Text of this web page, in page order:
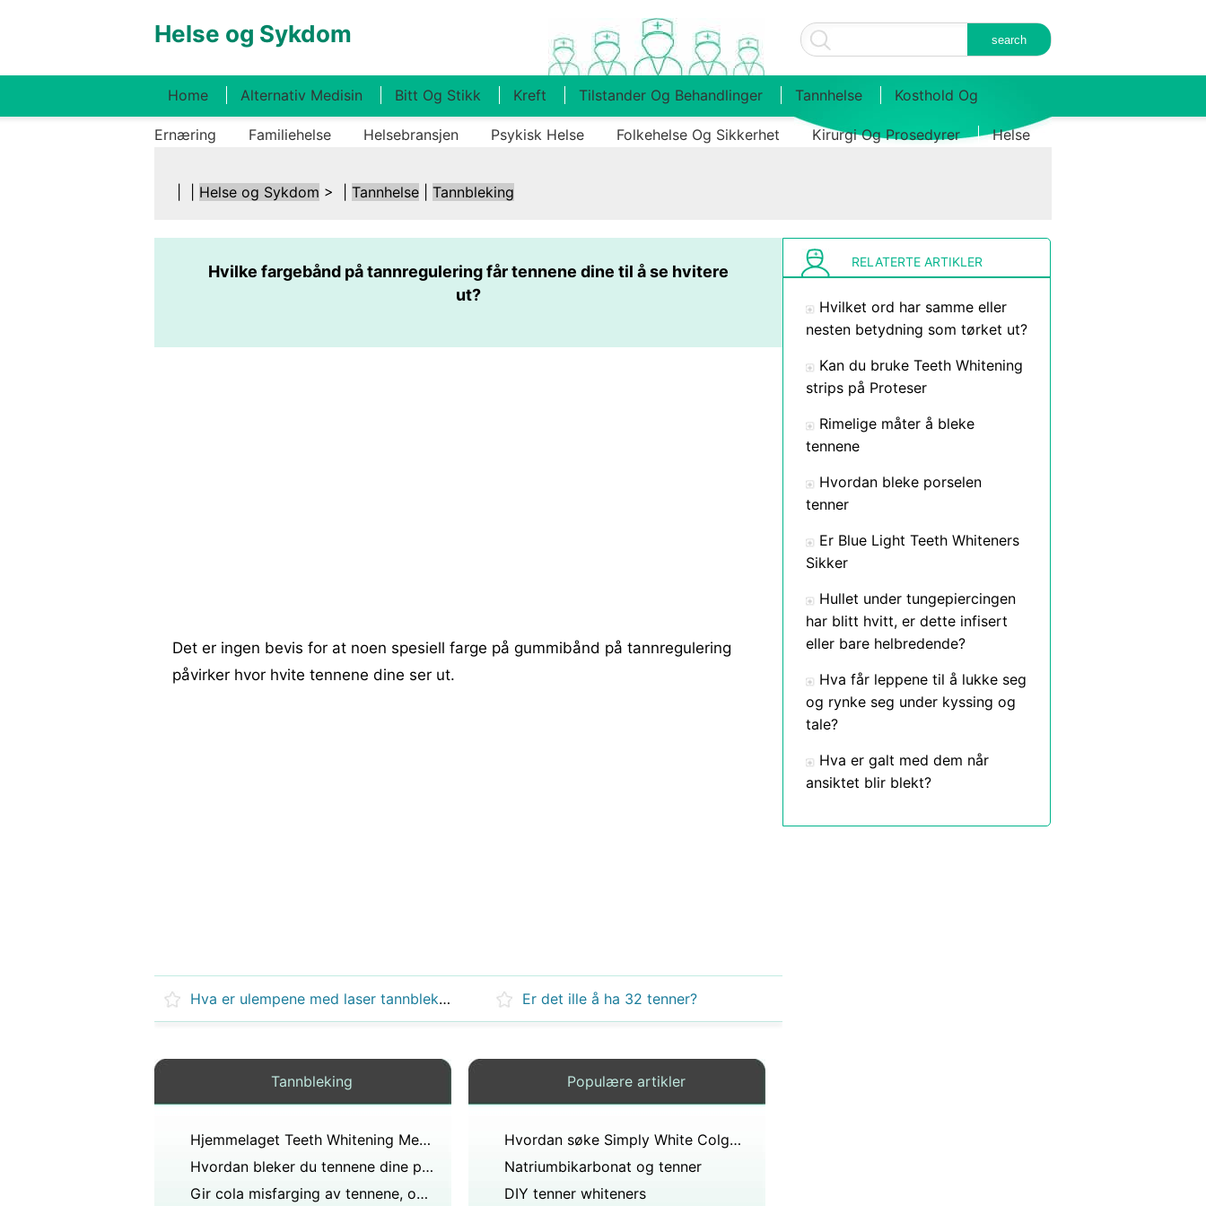
Helse og Sykdom
Home Alternativ Medisin Bitt Og Stikk Kreft Tilstander Og Behandlinger Tannhelse Kosthold Og
Ernæring Familiehelse Helsebransjen Psykisk Helse Folkehelse Og Sikkerhet Kirurgi Og Prosedyrer Helse
Helse og Sykdom > | Tannhelse Tannbleking
Hvilke fargebånd på tannregulering får tennene dine til å se hvitere
ut?
Det er ingen bevis for at noen spesiell farge på gummibånd på tannregulering
påvirker hvor hvite tennene dine ser ut.
Hva er ulempene med laser tannbleking? Er det ille å ha 32 tenner?
Tannbleking
Hjemmelaget Teeth Whitening Med Peroxide &Baking Soda
Hvordan bleker du tennene dine på en dag?
Gir cola misfarging av tennene, og i så fall hvilken ingrediens i den forårsaker dette?
Populære artikler
Hvordan søke Simply White Colgate
Natriumbikarbonat og tenner
DIY tenner whiteners
RELATERTE ARTIKLER
Hvilket ord har samme eller
nesten betydning som tørket ut?
Kan du bruke Teeth Whitening
strips på Proteser
Rimelige måter å bleke
tennene
Hvordan bleke porselen
tenner
Er Blue Light Teeth Whiteners
Sikker
Hullet under tungepiercingen
har blitt hvitt, er dette infisert
eller bare helbredende?
Hva får leppene til å lukke seg
og rynke seg under kyssing og
tale?
Hva er galt med dem når
ansiktet blir blekt?